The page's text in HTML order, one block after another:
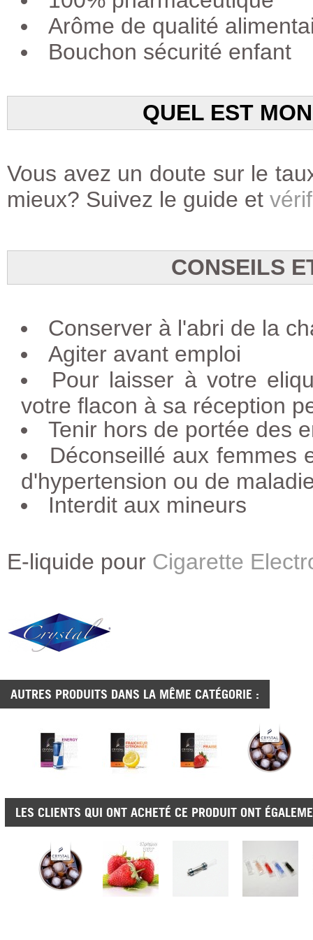
Arôme de qualité
Bouchon sécurité enfant
QUEL EST
Vous avez un doute sur le
mieux? Suivez le guide et
CONSEILS
Conserver à l'abri de la
Agiter avant emploi
Pour laisser à votre
votre flacon à sa réception
Tenir hors de portée des
Déconseillé aux femmes
d'hypertension ou de
Interdit aux mineurs
E-liquide pour Cigarette
AUTRES PRODUITS DANS LA MÊME CATÉGORIE :
LES CLIENTS QUI ONT ACHETÉ CE PRODUIT ONT